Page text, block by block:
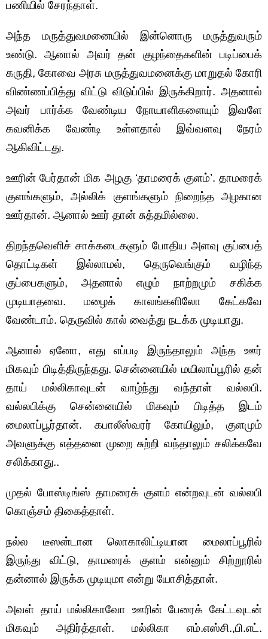
பணியில் சேரந்தாள்.
அந்த மருத்துவமனையில் இன்னொரு மருத்துவரும்
உண்டு. ஆனால் அவர் தன் குழந்தைகளின் படிப்பைக்
கருதி, கோவை அரசு மருத்துவமனைக்கு மாறுதல் கோரி
விண்ணப்பித்து விட்டு விடுப்பில் இருக்கிறார். அதனால்
அவர் பார்க்க வேண்டிய நோயாளிகளையும் இவளே
கவனிக்க வேண்டி உள்ளதால் இவ்வளவு நேரம்
ஆகிவிட்டது.
ஊரின் பேர்தான் மிக அழகு ‘தாமரைக் குளம்’. தாமரைக்
குளங்களும், அல்லிக் குளங்களும் நிறைந்த அழகான
ஊர்தான். ஆனால் ஊர் தான் சுத்தமில்லை.
திறந்தவெளிச் சாக்கடைகளும் போதிய அளவு குப்பைத்
தொட்டிகள் இல்லாமல், தெருவெங்கும் வழிந்த
குப்பைகளும், அதனால் எழும் நாற்றமும் சகிக்க
முடியாதவை. மழைக் காலங்களிலோ கேட்கவே
வேண்டாம். தெருவில் கால் வைத்து நடக்க முடியாது.
ஆனால் ஏனோ, எது எப்படி இருந்தாலும் அந்த ஊர்
மிகவும் பிடித்திருந்தது. சென்னையில் மயிலாப்பூரில் தன்
தாய் மல்லிகாவுடன் வாழ்ந்து வந்தாள் வல்லபி.
வல்லபிக்கு சென்னையில் மிகவும் பிடித்த இடம்
மைலாப்பூர்தான். கபாலீஸ்வரர் கோயிலும், குளமும்
அவளுக்கு எத்தனை முறை சுற்றி வந்தாலும் சலிக்கவே
சலிக்காது..
முதல் போஸ்டிங்ஸ் தாமரைக் குளம் என்றவுடன் வல்லபி
கொஞ்சம் திகைத்தாள்.
நல்ல டீஸன்டான லொகாலிட்டியான மைலாப்பூரில்
இருந்து விட்டு, தாமரைக் குளம் என்னும் சிற்றூரில்
தன்னால் இருக்க முடியுமா என்று யோசித்தாள்.
அவள் தாய் மல்லிகாவோ ஊரின் பேரைக் கேட்டவுடன்
மிகவும் அதிர்த்தாள். மல்லிகா எம்.எஸ்சி.,பி.எட்.